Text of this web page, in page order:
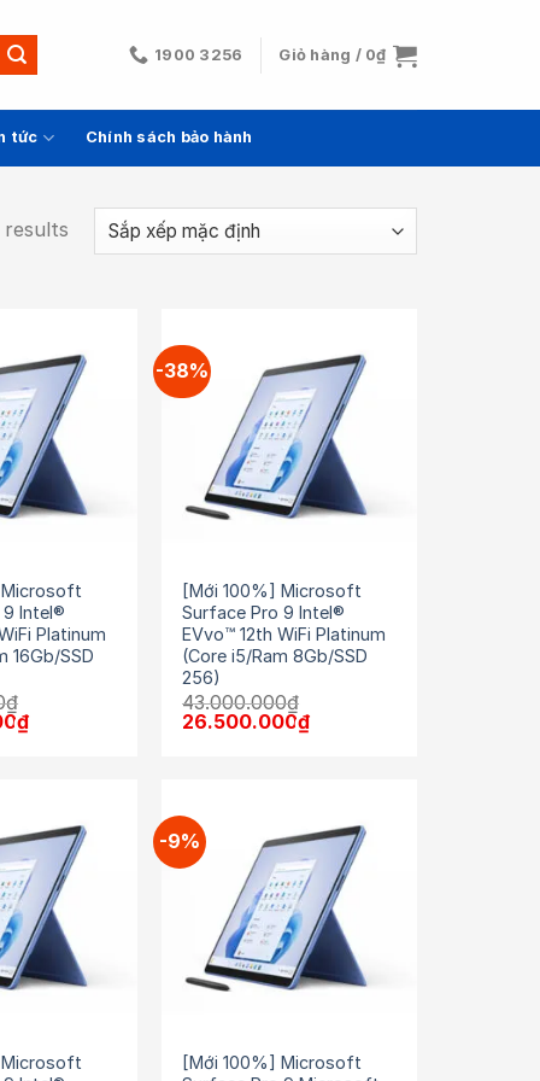
1900 3256 Giỏ hàng / 0₫
tức Chính sách bảo hành
results
Microsoft
Intel®
Platinum
16Gb/SSD
₫
₫Giá
-38%
[Mới 100%] Microsoft
Surface Pro 9 Intel®
EVvo™ 12th WiFi Platinum
(Core i5/Ram 8Gb/SSD
256)
43.000.000₫
Giá
26.500.000₫Giá
Microsoft
-9%
[Mới 100%] Microsoft